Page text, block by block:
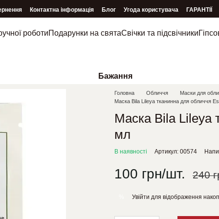
Контактна інформація Блог Угода користувача ГАРАНТІЇ
роботиПодарунки на святаСвічки та підсвічники
Бажання
Головна Обличчя
Маски для
Маска Bila Lileya тканинна для обличчя
Маска Bila Lileya
мл
В наявності Артикул: 00574
100 грн/шт. 240
Увійти для відображення